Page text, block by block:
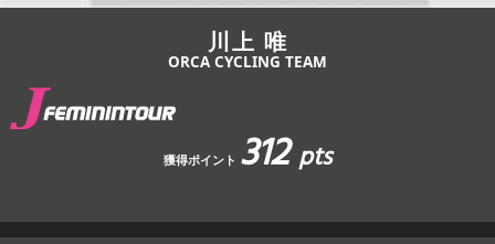
川上 唯
ORCA CYCLING TEAM
獲得ポイント 312pts